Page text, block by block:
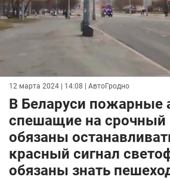
12 марта 2024 | 14:08 | АвтоГродно
В Беларуси пожарные
спешащие на срочный
обязаны
красный сигнал
обязаны знать